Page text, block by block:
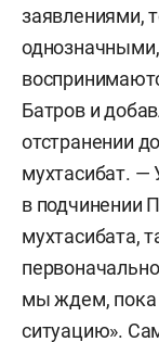
заявлениями,
Батров и
отстранении
мухтасибат. —
в подчинении
мухтасибата,
мы ждем, пока
ситуацию».